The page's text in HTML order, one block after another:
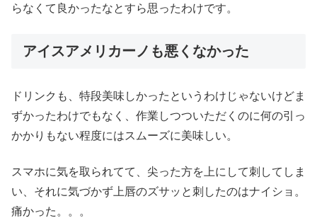
らなくて良かったなとすら思ったわけです。
アイスアメリカーノも悪くなかった
ドリンクも、特段美味しかったというわけじゃないけどま
ずかったわけでもなく、作業しつついただくのに何の引っ
かかりもない程度にはスムーズに美味しい。
スマホに気を取られてて、尖った方を上にして刺してしま
い、それに気づかず上唇のズサッと刺したのはナイショ。
痛かった。。。